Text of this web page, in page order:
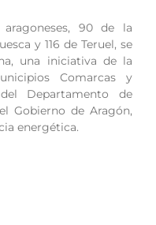
90 de la
y 116 de Teruel, se
una iniciativa de la
Comarcas y
Departamento de
Gobierno de Aragón,
energética.